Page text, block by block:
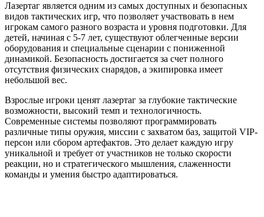
Лазертаг является одним из самых доступных и безопасных
видов тактических игр, что позволяет участвовать в нем
игрокам самого разного возраста и уровня подготовки. Для
детей, начиная с 5-7 лет, существуют облегченные версии
оборудования и специальные сценарии с пониженной
динамикой. Безопасность достигается за счет полного
отсутствия физических снарядов, а экипировка имеет
небольшой вес.
Взрослые игроки ценят лазертаг за глубокие тактические
возможности, высокий темп и технологичность.
Современные системы позволяют программировать
различные типы оружия, миссии с захватом баз, защитой VIP-
персон или сбором артефактов. Это делает каждую игру
уникальной и требует от участников не только скорости
реакции, но и стратегического мышления, слаженности
команды и умения быстро адаптироваться.